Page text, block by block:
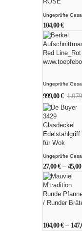
Ungeprüfte
104,00€
Ungeprüfte
999,00€
Ungeprüfte
27,00€– 45,00
104,00€–